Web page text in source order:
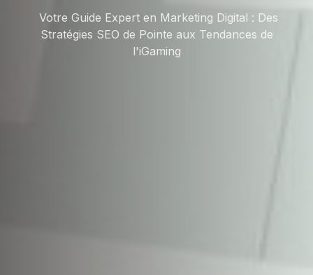
Votre Guide Expert en Marketing Digital : Des
Stratégies SEO de Pointe aux Tendances de
l'iGaming